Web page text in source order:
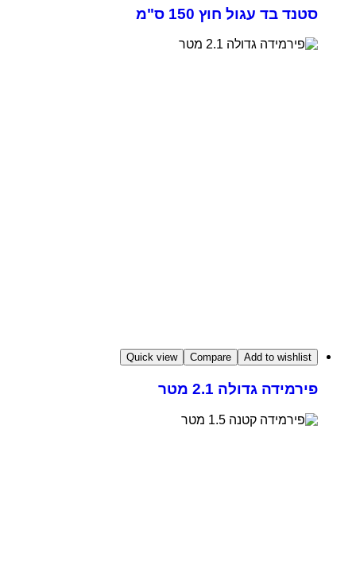
סטנד בד עגול חוץ 150 ס"מ
Add to wishlist
Compare
Quick view
פירמידה גדולה 2.1 מטר